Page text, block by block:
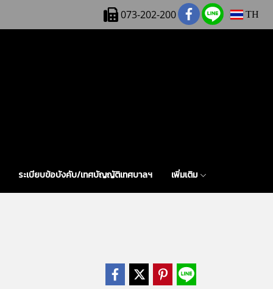
073-202-200 TH
ระเบียบข้อบังคับ/เทศบัญญัติเทศบาลฯ เพิ่มเติม